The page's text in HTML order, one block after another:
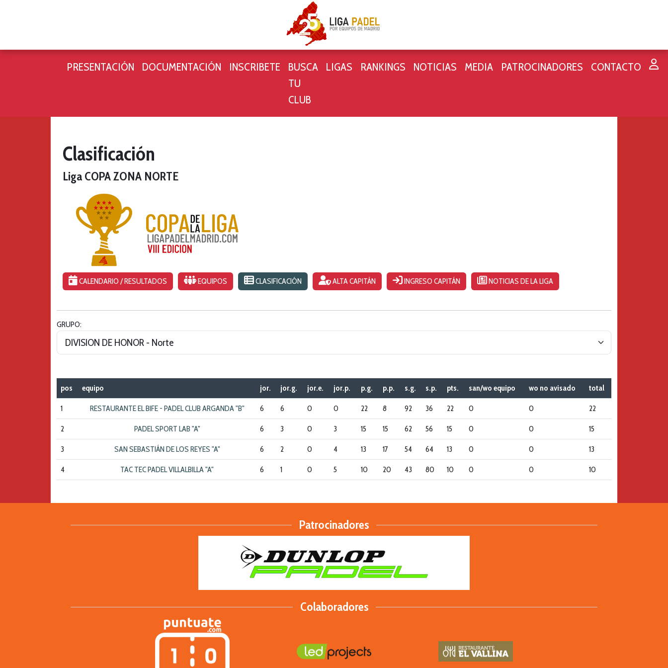
PRESENTACIÓN DOCUMENTACIÓN INSCRIBETE
BUSCA
TU
CLUB
LIGAS RANKINGS NOTICIAS MEDIA PATROCINADORES CONTACTO
Clasificación
Liga COPA ZONA NORTE
CALENDARIO / RESULTADOS EQUIPOS CLASIFICACIÓN ALTA CAPITÁN INGRESO CAPITÁN NOTICIAS DE LA LIGA
GRUPO:
pos equipo jor. jor.g. jor.e. jor.p. p.g. p.p. s.g. s.p. pts. san/wo equipo wo no avisado total
1 RESTAURANTE EL BIFE - PADEL CLUB ARGANDA "B" 6 6 0 0 22 8 92 36 22 0 0 22
2 PADEL SPORT LAB "A" 6 3 0 3 15 15 62 56 15 0 0 15
3 SAN SEBASTIÁN DE LOS REYES "A" 6 2 0 4 13 17 54 64 13 0 0 13
4 TAC TEC PADEL VILLALBILLA "A" 6 1 0 5 10 20 43 80 10 0 0 10
Patrocinadores
Colaboradores